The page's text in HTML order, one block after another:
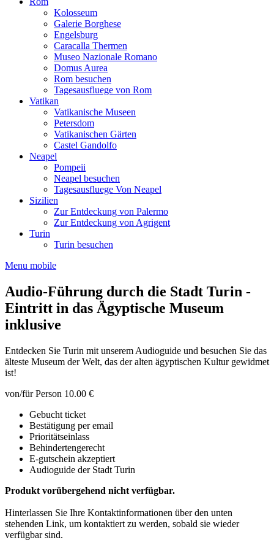
Kolosseum
Galerie Borghese
Engelsburg
Caracalla Thermen
Museo Nazionale Romano
Domus Aurea
Rom besuchen
Tagesausfluege von Rom
Vatikan
Vatikanische Museen
Petersdom
Vatikanischen Gärten
Castel Gandolfo
Neapel
Pompeii
Neapel besuchen
Tagesausfluege Von Neapel
Sizilien
Zur Entdeckung von Palermo
Zur Entdeckung von Agrigent
Turin
Turin besuchen
Menu mobile
Audio-Führung durch die Stadt Turin -
Eintritt in das Ägyptische Museum
inklusive
Entdecken Sie Turin mit unserem Audioguide und besuchen Sie das
älteste Museum der Welt, das der alten ägyptischen Kultur gewidmet
ist!
von/für Person 10.00 €
Gebucht ticket
Bestätigung per email
Prioritätseinlass
Behindertengerecht
E-gutschein akzeptiert
Audioguide der Stadt Turin
Produkt vorübergehend nicht verfügbar.
Hinterlassen Sie Ihre Kontaktinformationen über den unten
stehenden Link, um kontaktiert zu werden, sobald sie wieder
verfügbar sind.